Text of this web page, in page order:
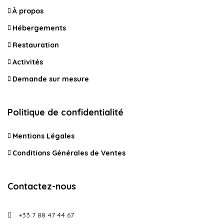
À propos
Hébergements
Restauration
Activités
Demande sur mesure
Politique de confidentialité
Mentions Légales
Conditions Générales de Ventes
Contactez-nous
+33 7 88 47 44 67